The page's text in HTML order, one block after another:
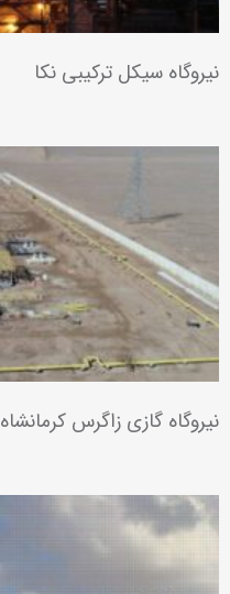
نیروگاه سیکل ترکیبی نکا
نیروگاه گازی زاگرس کرمانشاه